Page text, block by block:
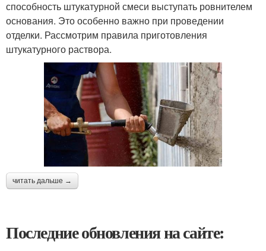
способность штукатурной смеси выступать ровнителем
основания. Это особенно важно при проведении
отделки. Рассмотрим правила приготовления
штукатурного раствора.
читать дальше →
Последние обновления на сайте: